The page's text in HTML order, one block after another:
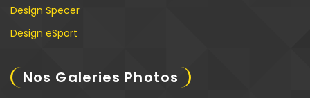
Design Specer
Design eSport
Nos Galeries Photos